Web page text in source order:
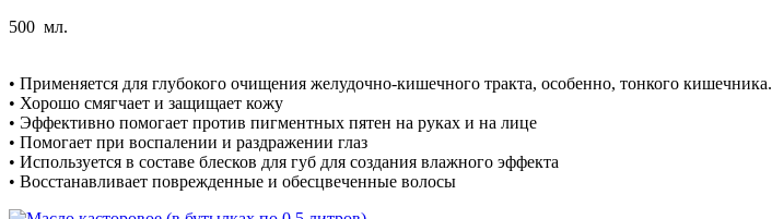
500 мл.
• Применяется для глубокого очищения желудочно-кишечного тракта, особенно, тонкого кишечника.
• Хорошо смягчает и защищает кожу
• Эффективно помогает против пигментных пятен на руках и на лице
• Помогает при воспалении и раздражении глаз
• Используется в составе блесков для губ для создания влажного эффекта
• Восстанавливает поврежденные и обесцвеченные волосы